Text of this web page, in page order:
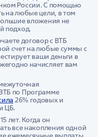
России. С помощью
на любые цели, в том
вложения не
подход.
договор с ВТБ
счет на любые суммы с
ваши деньги в
начисляет вам
по Программе
26% годовых и
ЦБ.
лет. Когда он
все накопления одной